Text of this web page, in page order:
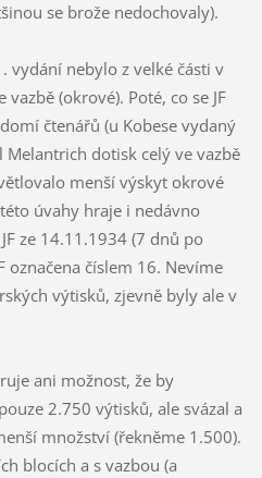
se brože nedochovaly).
vydání nebylo z velké části v
(okrové). Poté, co se JF
čtenářů (u Kobese vydaný
Melantrich dotisk celý ve vazbě
menší výskyt okrové
úvahy hraje i nedávno
JF ze 14.11.1934 (7 dnů po
označena číslem 16. Nevíme
výtisků, zjevně byly ale v
ani možnost, že by
2.750 výtisků, ale svázal a
množství (řekněme 1.500).
blocích a s vazbou (a